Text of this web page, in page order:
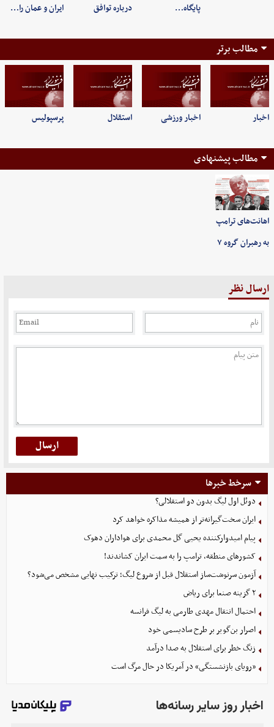
پایگاه… درباره توافق ایران و عمان را…
مطالب برتر
اخبار اخبار ورزشی استقلال پرسپولیس
مطالب پیشنهادی
اهانت‌های ترامپ
به رهبران گروه ۷
ارسال نظر
سرخط خبرها
دوئل اول لیگ بدون دو استقلالی؟
ایران سخت‌گیرانه‌تر از همیشه مذاکره خواهد کرد
پیام امیدوارکننده یحیی گل محمدی برای هواداران دهوک
کشورهای منطقه، ترامپ را به سمت ایران کشاندند!
آزمون سرنوشت‌ساز استقلال قبل از شروع لیگ؛ ترکیب نهایی مشخص می‌شود؟
۲ گزینه صنعا برای ریاض
احتمال انتقال مهدی طارمی به لیگ فرانسه
اصرار بن‌گویر بر طرح سادیسمی خود
زنگ خطر برای استقلال به صدا درآمد
«رویای بازنشستگی» در آمریکا در حال مرگ است